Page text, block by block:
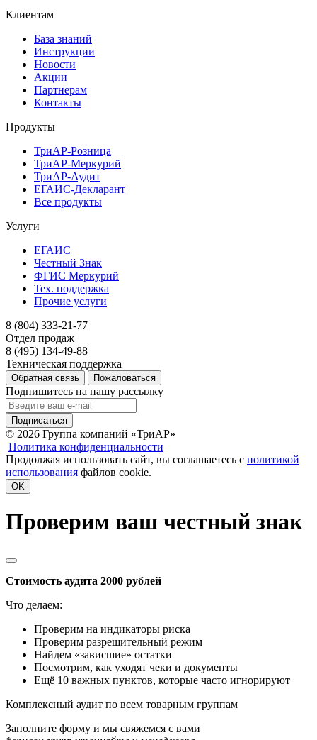
Клиентам
База знаний
Инструкции
Новости
Акции
Партнерам
Контакты
Продукты
ТриАР-Розница
ТриАР-Меркурий
ТриАР-Аудит
ЕГАИС-Декларант
Все продукты
Услуги
ЕГАИС
Честный Знак
ФГИС Меркурий
Тех. поддержка
Прочие услуги
8 (804) 333-21-77
Отдел продаж
8 (495) 134-49-88
Техническая поддержка
Обратная связь Пожаловаться
Подпишитесь на нашу рассылку
Подписаться
© 2026 Группа компаний «ТриАР»
Политика конфиденциальности
Продолжая использовать сайт, вы соглашаетесь с политикой
использования файлов cookie.
OK
Проверим ваш честный знак
Стоимость аудита 2000 рублей
Что делаем:
Проверим на индикаторы риска
Проверим разрешительный режим
Найдем «зависшие» остатки
Посмотрим, как уходят чеки и документы
Ещё 10 важных пунктов, которые часто игнорируют
Комплексный аудит по всем товарным группам
Заполните форму и мы свяжемся с вами